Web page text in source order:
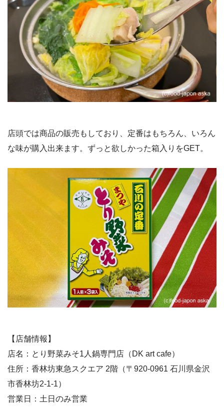
店頭では商品の販売もしており、定番はもちろん、いろん
な味が購入出来ます。ずっと欲しかった箱入りをGET。
【店舗情報】
店名：とり野菜みそ1人鍋専門店（DK art cafe）
住所：香林坊東急スクエア 2階（〒920-0961 石川県金沢
市香林坊2-1-1）
営業日：土日のみ営業